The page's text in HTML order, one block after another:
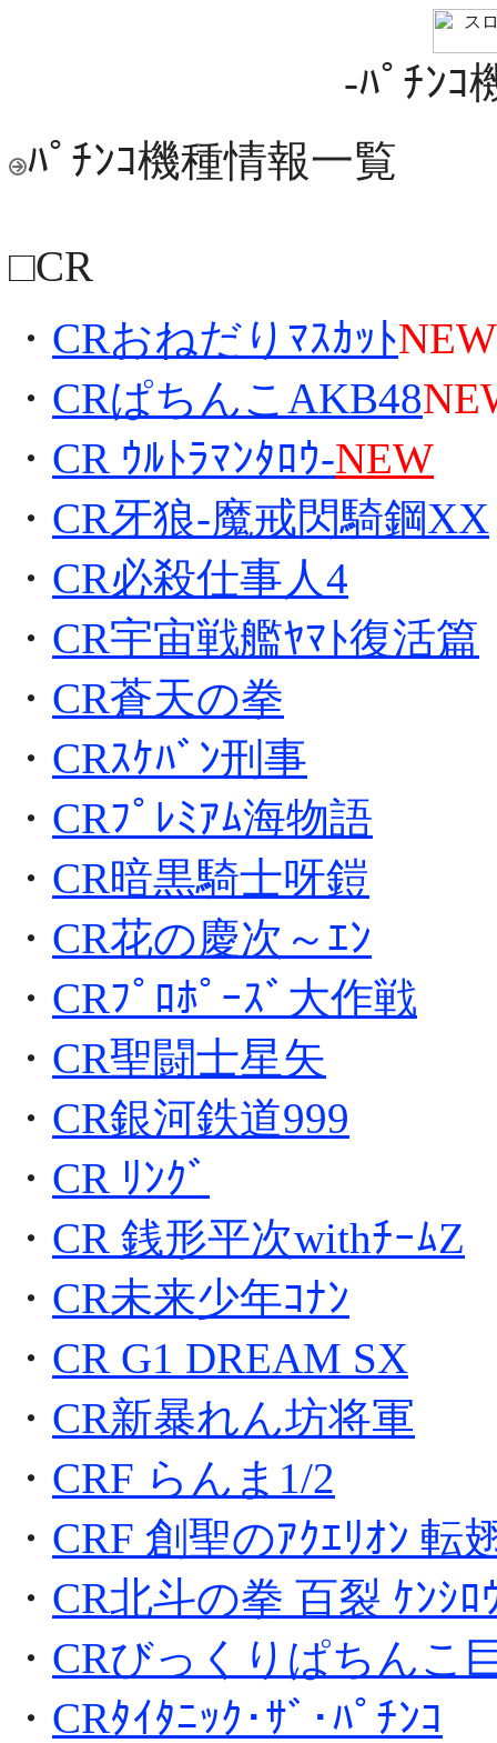
-ﾊﾟﾁﾝｺ
ﾊﾟﾁﾝｺ機種情報一覧
□CR
・ CRおねだりﾏｽｶｯﾄNEW
・ CRぱちんこAKB48
・ CR ｳﾙﾄﾗﾏﾝﾀﾛｳ-NEW
・ CR牙狼-魔戒閃騎鋼XX
・ CR必殺仕事人4
・ CR宇宙戦艦ﾔﾏﾄ復活篇
・ CR蒼天の拳
・ CRｽｹﾊﾞﾝ刑事
・ CRﾌﾟﾚﾐｱﾑ海物語
・ CR暗黒騎士呀鎧
・ CR花の慶次～ｴﾝ
・ CRﾌﾟﾛﾎﾟｰｽﾞ大作戦
・ CR聖闘士星矢
・ CR銀河鉄道999
・ CR ﾘﾝｸﾞ
・ CR 銭形平次withﾁｰﾑZ
・ CR未来少年ｺﾅﾝ
・ CR G1 DREAM SX
・ CR新暴れん坊将軍
・ CRF らんま1/2
・ CRF 創聖のｱｸｴﾘｵﾝ 転
・ CR北斗の拳 百裂 ｹﾝｼﾛ
・ CRびっくりぱちんこ
・ CRﾀｲﾀﾆｯｸ･ｻﾞ･ﾊﾟﾁﾝｺ